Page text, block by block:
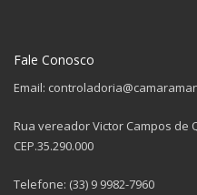
Fale Conosco
Email:
Rua vereador Victor Campos de
CEP.35.290.000
Telefone: (33) 9 9982-7960